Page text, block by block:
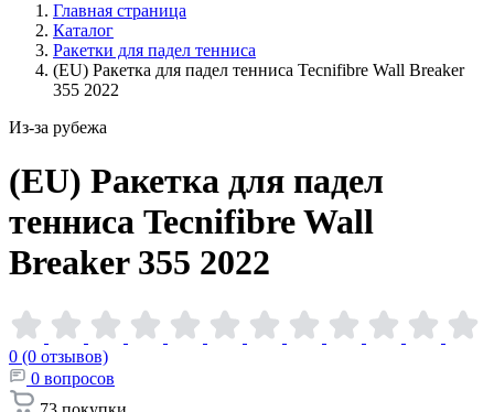
Главная страница
Каталог
Ракетки для падел тенниса
(EU) Ракетка для падел тенниса Tecnifibre Wall Breaker
355 2022
Из-за рубежа
(EU) Ракетка для падел
тенниса Tecnifibre Wall
Breaker 355 2022
0 (0 отзывов)
0 вопросов